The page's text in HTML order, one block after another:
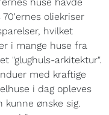
oliekriser
hvilket
i mange huse fra
"glughuls-arkitektur".
med kraftige
i dag opleves
ønske sig.